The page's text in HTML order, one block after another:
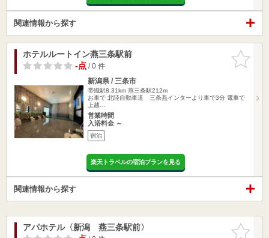
関連情報から探す
お気に入
りに追加
ホテルルートイン燕三条駅前
-点/ 0 件
新潟県 / 三条市
帯織駅8.31km 燕三条駅212m
お車で 北陸自動車道 三条燕インターより車で3分 電車で
上越…
営業時間
入浴料金 ～
宿泊
楽天トラベルの宿泊プランを見る
関連情報から探す
お気に入
アパホテル〈新潟 燕三条駅前〉